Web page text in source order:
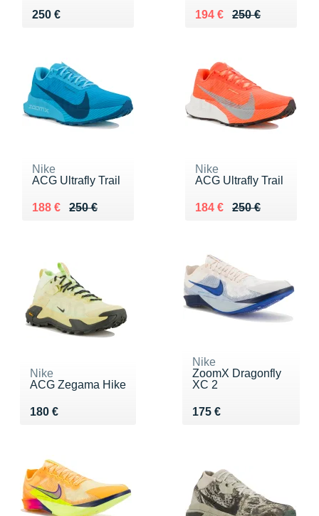
250 €
Vendu 250 € 250 €
Au lieu de 250 €
194 €
Vendu 194 €
Nike
ACG Ultrafly Trail
250 €
Au lieu de 250 €
188 €
Vendu 188 €
Nike
ACG Ultrafly Trail
250 €
Au lieu de 250 €
184 €
Vendu 184 €
Nike
ACG Zegama Hike
180 €
Vendu 180 €
Nike
ZoomX Dragonfly
XC 2
175 €
Vendu 175 €